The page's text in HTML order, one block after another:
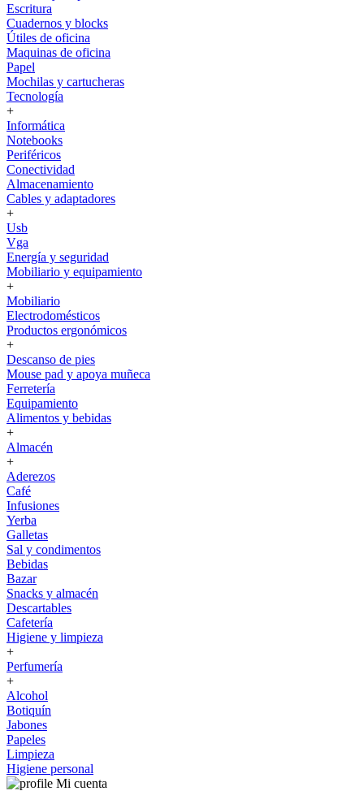
Escritura
Cuadernos y blocks
Útiles de oficina
Maquinas de oficina
Papel
Mochilas y cartucheras
Tecnología
+
Informática
Notebooks
Periféricos
Conectividad
Almacenamiento
Cables y adaptadores
+
Usb
Vga
Energía y seguridad
Mobiliario y equipamiento
+
Mobiliario
Electrodomésticos
Productos ergonómicos
+
Descanso de pies
Mouse pad y apoya muñeca
Ferretería
Equipamiento
Alimentos y bebidas
+
Almacén
+
Aderezos
Café
Infusiones
Yerba
Galletas
Sal y condimentos
Bebidas
Bazar
Snacks y almacén
Descartables
Cafetería
Higiene y limpieza
+
Perfumería
+
Alcohol
Botiquín
Jabones
Papeles
Limpieza
Higiene personal
Mi cuenta